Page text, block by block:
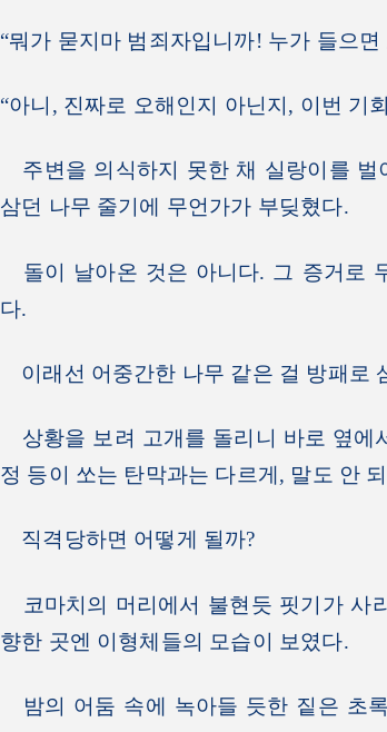
“뭐가 묻지마 범죄자입니까! 누가 들으면
“아니, 진짜로 오해인지 아닌지, 이번 기
주변을 의식하지 못한 채 실랑이를 벌
삼던 나무 줄기에 무언가가 부딪혔다.
돌이 날아온 것은 아니다. 그 증거로
다.
이래선 어중간한 나무 같은 걸 방패로
상황을 보려 고개를 돌리니 바로 옆에
정 등이 쏘는 탄막과는 다르게, 말도 안
직격당하면 어떻게 될까?
코마치의 머리에서 불현듯 핏기가 사
향한 곳엔 이형체들의 모습이 보였다.
밤의 어둠 속에 녹아들 듯한 짙은 초